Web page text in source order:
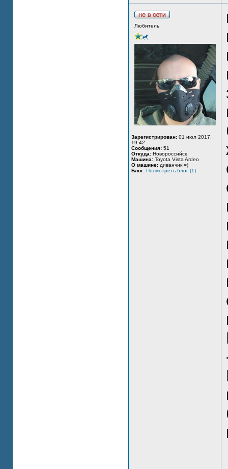
Любитель
Зарегистрирован: 01 июл 2017,
19:42
Сообщения: 51
Откуда: Новороссийск
Машина: Toyota Vista Ardeo
О машине: диванчик =)
Блог: Посмотреть блог (1)